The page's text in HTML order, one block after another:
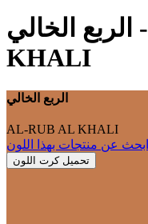
-
KHALI
الربع الخالي
AL-RUB AL KHALI
ابحث عن منتجات بهذا اللون
تحميل كرت اللون